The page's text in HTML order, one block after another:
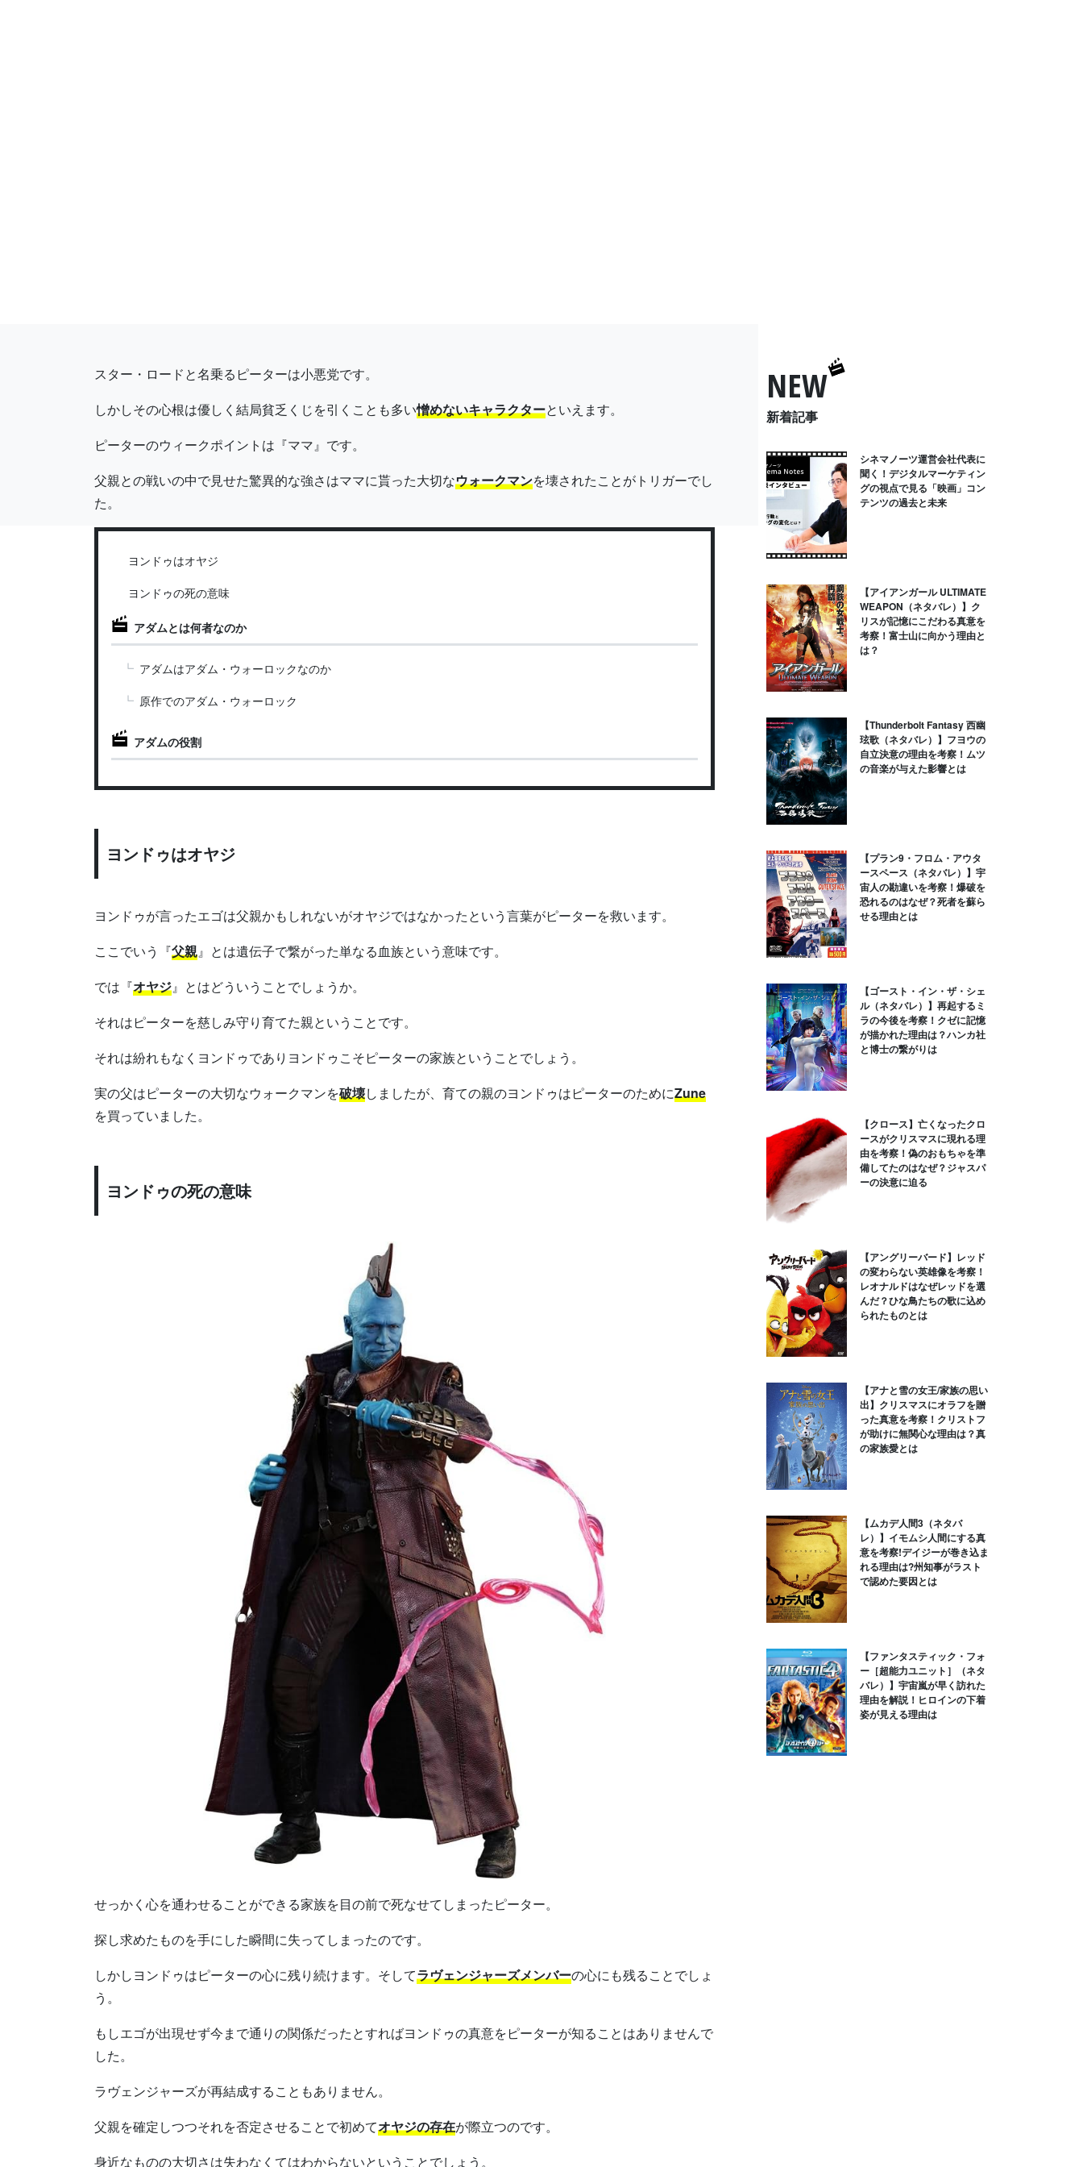
スター・ロードと名乗るピーターは小悪党です。
しかしその心根は優しく結局貧乏くじを引くことも多い憎めないキャラクターといえます。
ピーターのウィークポイントは『ママ』です。
父親との戦いの中で見せた驚異的な強さはママに貰った大切なウォークマンを壊されたことがトリガーでし
た。
ヨンドゥはオヤジ
ヨンドゥの死の意味
アダムとは何者なのか
アダムはアダム・ウォーロックなのか
原作でのアダム・ウォーロック
アダムの役割
ヨンドゥはオヤジ
ヨンドゥが言ったエゴは父親かもしれないがオヤジではなかったという言葉がピーターを救います。
ここでいう『父親』とは遺伝子で繋がった単なる血族という意味です。
では『オヤジ』とはどういうことでしょうか。
それはピーターを慈しみ守り育てた親ということです。
それは紛れもなくヨンドゥでありヨンドゥこそピーターの家族ということでしょう。
実の父はピーターの大切なウォークマンを破壊しましたが、育ての親のヨンドゥはピーターのためにZune
を買っていました。
ヨンドゥの死の意味
せっかく心を通わせることができる家族を目の前で死なせてしまったピーター。
探し求めたものを手にした瞬間に失ってしまったのです。
しかしヨンドゥはピーターの心に残り続けます。そしてラヴェンジャーズメンバーの心にも残ることでしょ
う。
もしエゴが出現せず今まで通りの関係だったとすればヨンドゥの真意をピーターが知ることはありませんで
した。
ラヴェンジャーズが再結成することもありません。
父親を確定しつつそれを否定させることで初めてオヤジの存在が際立つのです。
身近なものの大切さは失わなくてはわからないということでしょう。
NEW
新着記事
シネマノーツ運営会社代表に
聞く！デジタルマーケティン
グの視点で見る「映画」コン
テンツの過去と未来
【アイアンガール ULTIMATE
WEAPON（ネタバレ）】ク
リスが記憶にこだわる真意を
考察！富士山に向かう理由と
は？
【Thunderbolt Fantasy 西幽
玹歌（ネタバレ）】フヨウの
自立決意の理由を考察！ムツ
の音楽が与えた影響とは
【プラン9・フロム・アウタ
ースペース（ネタバレ）】宇
宙人の勘違いを考察！爆破を
恐れるのはなぜ？死者を蘇ら
せる理由とは
【ゴースト・イン・ザ・シェ
ル（ネタバレ）】再起するミ
ラの今後を考察！クゼに記憶
が描かれた理由は？ハンカ社
と博士の繋がりは
【クロース】亡くなったクロ
ースがクリスマスに現れる理
由を考察！偽のおもちゃを準
備してたのはなぜ？ジャスパ
ーの決意に迫る
【アングリーバード】レッド
の変わらない英雄像を考察！
レオナルドはなぜレッドを選
んだ？ひな鳥たちの歌に込め
られたものとは
【アナと雪の女王/家族の思い
出】クリスマスにオラフを贈
った真意を考察！クリストフ
が助けに無関心な理由は？真
の家族愛とは
【ムカデ人間3（ネタバ
レ）】イモムシ人間にする真
意を考察!デイジーが巻き込ま
れる理由は?州知事がラスト
で認めた要因とは
【ファンタスティック・フォ
ー［超能力ユニット］（ネタ
バレ）】宇宙嵐が早く訪れた
理由を解説！ヒロインの下着
姿が見える理由は